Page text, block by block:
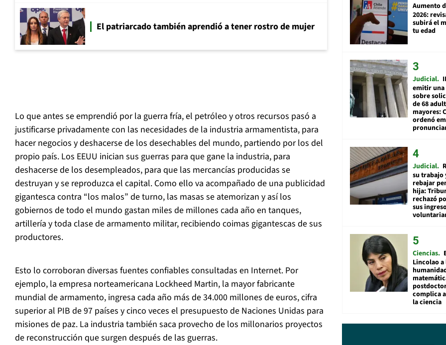
El patriarcado también aprendió a tener rostro de mujer
Lo que antes se emprendió por la guerra fría, el petróleo y otros recursos pasó a
justificarse privadamente con las necesidades de la industria armamentista, para
hacer negocios y deshacerse de los desechables del mundo, partiendo por los del
propio país. Los EEUU inician sus guerras para que gane la industria, para
deshacerse de los desempleados, para que las mercancías producidas se
destruyan y se reproduzca el capital. Como ello va acompañado de una publicidad
gigantesca contra “los malos” de turno, las masas se atemorizan y así los
gobiernos de todo el mundo gastan miles de millones cada año en tanques,
artillería y toda clase de armamento militar, recibiendo coimas gigantescas de sus
productores.
Esto lo corroboran diversas fuentes confiables consultadas en Internet. Por
ejemplo, la empresa norteamericana Lockheed Martin, la mayor fabricante
mundial de armamento, ingresa cada año más de 34.000 millones de euros, cifra
superior al PIB de 97 países y cinco veces el presupuesto de Naciones Unidas para
misiones de paz. La industria también saca provecho de los millonarios proyectos
de reconstrucción que surgen después de las guerras.
Aumento
2026:
subirá el
tu edad
Judicial
emitir
sobre
de 68
mayores:
ordenó
Judicial
su trabajo
rebajar
hija:
rechazó
sus
Ciencias
Lincolao a
complica
la ciencia